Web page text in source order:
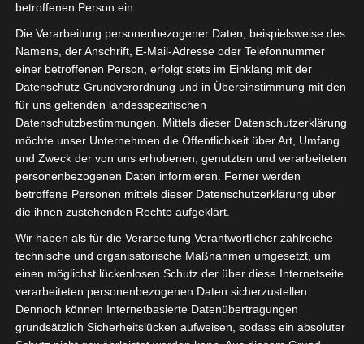
KOMMENTAR SCHREIBEN
Der Verein Jahreszeiten sucht in der Stadt Wolfenbüttel
ein geeignetes Wohnobjekt, um ein Mehrgenerationen-
Projekt zu realisieren
WEITERLESEN →
VERÖFFENTLICHT IN:SOZIALES
Zur Europawahl 2019
SENIOR DETLEF
KOMMENTAR SCHREIBEN
Wir brauchen ein starkes Europa. Gerade jetzt, wo
betroffenen Person ein.
Die Verarbeitung personenbezogener Daten, beispielsweise des
Namens, der Anschrift, E-Mail-Adresse oder Telefonnummer
einer betroffenen Person, erfolgt stets im Einklang mit der
Datenschutz-Grundverordnung und in Übereinstimmung mit den
für uns geltenden landesspezifischen
Datenschutzbestimmungen. Mittels dieser Datenschutzerklärung
möchte unser Unternehmen die Öffentlichkeit über Art, Umfang
und Zweck der von uns erhobenen, genutzten und verarbeiteten
personenbezogenen Daten informieren. Ferner werden
betroffene Personen mittels dieser Datenschutzerklärung über
die ihnen zustehenden Rechte aufgeklärt.
Wir haben als für die Verarbeitung Verantwortlicher zahlreiche
technische und organisatorische Maßnahmen umgesetzt, um
einen möglichst lückenlosen Schutz der über diese Internetseite
verarbeiteten personenbezogenen Daten sicherzustellen.
Dennoch können Internetbasierte Datenübertragungen
grundsätzlich Sicherheitslücken aufweisen, sodass ein absoluter